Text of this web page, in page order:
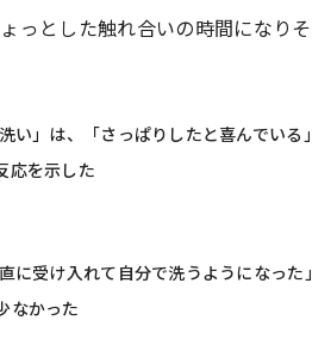
とした触れ合いの時間になりそ
」は、「さっぱりしたと喜んでいる
応を示した
に受け入れて自分で洗うようになった
なかった